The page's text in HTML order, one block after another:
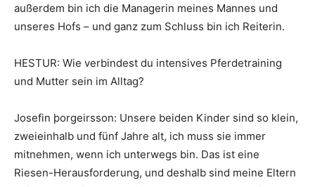
außerdem bin ich die Managerin meines Mannes und
unseres Hofs – und ganz zum Schluss bin ich Reiterin.
HESTUR: Wie verbindest du intensives Pferdetraining
und Mutter sein im Alltag?
Josefin þorgeirsson: Unsere beiden Kinder sind so klein,
zweieinhalb und fünf Jahre alt, ich muss sie immer
mitnehmen, wenn ich unterwegs bin. Das ist eine
Riesen-Herausforderung, und deshalb sind meine Eltern